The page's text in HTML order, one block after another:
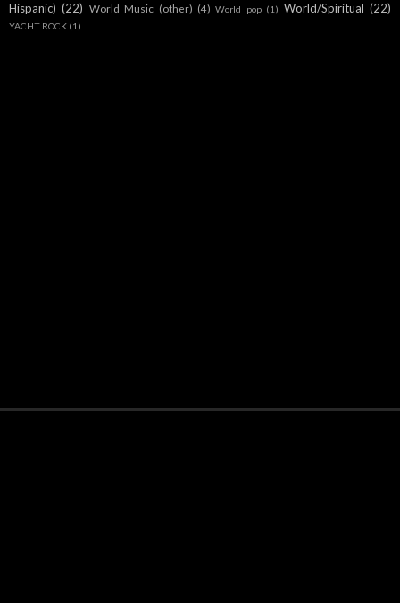
Hispanic) (22) World Music (other) (4) World pop (1) World/Spiritual (22)
YACHT ROCK (1)